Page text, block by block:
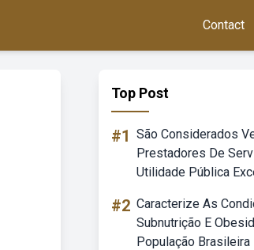
Contact
Top Post
#1 São Considerados
Prestadores De
Utilidade Pública
#2 Caracterize As
Subnutrição E
População Brasileira